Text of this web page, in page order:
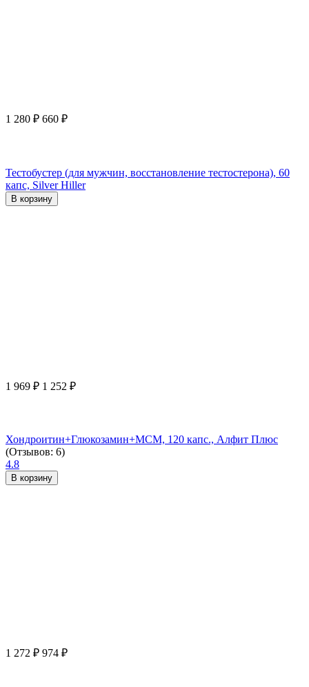
1 280 ₽ 660 ₽
Тестобустер (для мужчин, восстановление тестостерона), 60
капс, Silver Hiller
В корзину
1 969 ₽ 1 252 ₽
Хондроитин+Глюкозамин+МСМ, 120 капс., Алфит Плюс
(Отзывов: 6)
4.8
В корзину
1 272 ₽ 974 ₽